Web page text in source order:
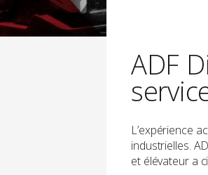
ADF
L’expérience
industrielles.
et élévateur a